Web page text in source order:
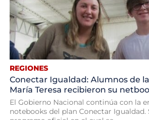
REGIONES
Conectar Igualdad: Alumnos de
María Teresa recibieron su
El Gobierno Nacional continúa con la
notebooks del plan Conectar Igualdad.